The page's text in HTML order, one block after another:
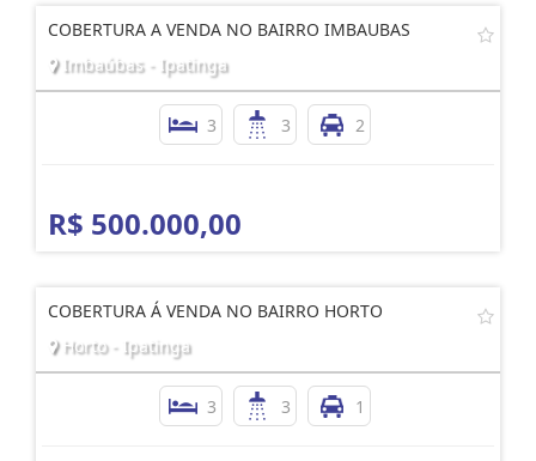
COBERTURA A VENDA NO BAIRRO IMBAUBAS
Imbaúbas - Ipatinga
3 3 2
R$ 500.000,00
COBERTURA Á VENDA NO BAIRRO HORTO
Horto - Ipatinga
3 3 1